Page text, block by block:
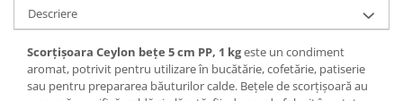
Descriere
Scorțișoara Ceylon bețe 5 cm PP, 1 kgeste un condiment
aromat, potrivit pentru utilizare în bucătărie, cofetărie, patiserie
sau pentru prepararea băuturilor calde. Bețele de scorțișoară au